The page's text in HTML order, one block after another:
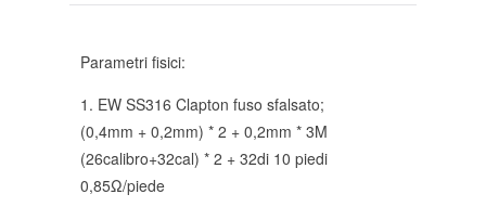
Parametri fisici:
1. EW SS316 Clapton fuso sfalsato;
(0,4mm + 0,2mm) * 2 + 0,2mm * 3M
(26calibro+32cal) * 2 + 32di 10 piedi
0,85Ω/piede